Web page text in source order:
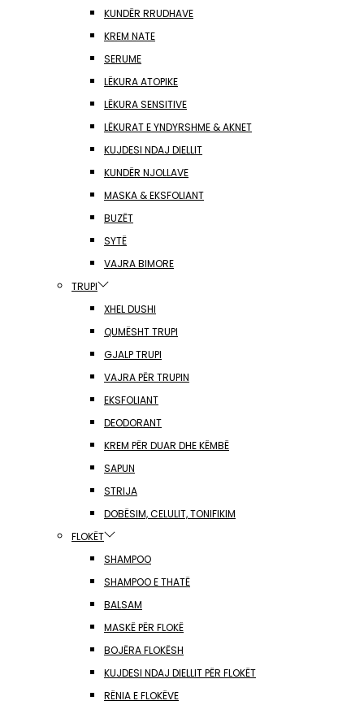
KUNDËR RRUDHAVE
KREM NATE
SERUME
LËKURA ATOPIKE
LËKURA SENSITIVE
LËKURAT E YNDYRSHME & AKNET
KUJDESI NDAJ DIELLIT
KUNDËR NJOLLAVE
MASKA & EKSFOLIANT
BUZËT
SYTË
VAJRA BIMORE
TRUPI
XHEL DUSHI
QUMËSHT TRUPI
GJALP TRUPI
VAJRA PËR TRUPIN
EKSFOLIANT
DEODORANT
KREM PËR DUAR DHE KËMBË
SAPUN
STRIJA
DOBËSIM, CELULIT, TONIFIKIM
FLOKËT
SHAMPOO
SHAMPOO E THATË
BALSAM
MASKË PËR FLOKË
BOJËRA FLOKËSH
KUJDESI NDAJ DIELLIT PËR FLOKËT
RËNIA E FLOKËVE